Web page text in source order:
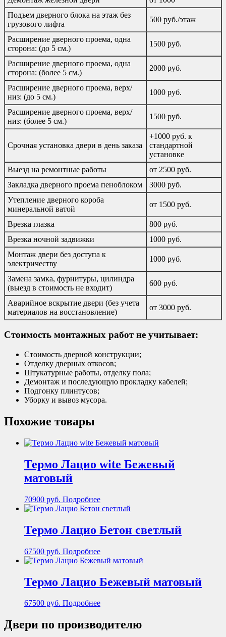
Подъем дверного блока на этаж без
грузового лифта
500 руб./этаж
Расширение дверного проема, одна
сторона: (до 5 см.)
1500 руб.
Расширение дверного проема, одна
сторона: (более 5 см.)
2000 руб.
Расширение дверного проема, верх/
низ: (до 5 см.)
1000 руб.
Расширение дверного проема, верх/
низ: (более 5 см.)
1500 руб.
Срочная установка двери в день заказа
+1000 руб. к
стандартной
установке
Выезд на ремонтные работы
от 2500 руб.
Закладка дверного проема пеноблоком
3000 руб.
Утепление дверного короба
минеральной ватой
от 1500 руб.
Врезка глазка
800 руб.
Врезка ночной задвижки
1000 руб.
Монтаж двери без доступа к
электричеству
1000 руб.
Замена замка, фурнитуры, цилиндра
(выезд в стоимость не входит)
600 руб.
Аварийное вскрытие двери (без учета
материалов на восстановление)
от 3000 руб.
Стоимость монтажных работ не учитывает:
Стоимость дверной конструкции;
Отделку дверных откосов;
Штукатурные работы, отделку пола;
Демонтаж и последующую прокладку кабелей;
Подгонку плинтусов;
Уборку и вывоз мусора.
Похожие товары
Термо Лацио wite Бежевый
матовый
70900 руб. Подробнее
Термо Лацио Бетон светлый
67500 руб. Подробнее
Термо Лацио Бежевый матовый
67500 руб. Подробнее
Двери по производителю